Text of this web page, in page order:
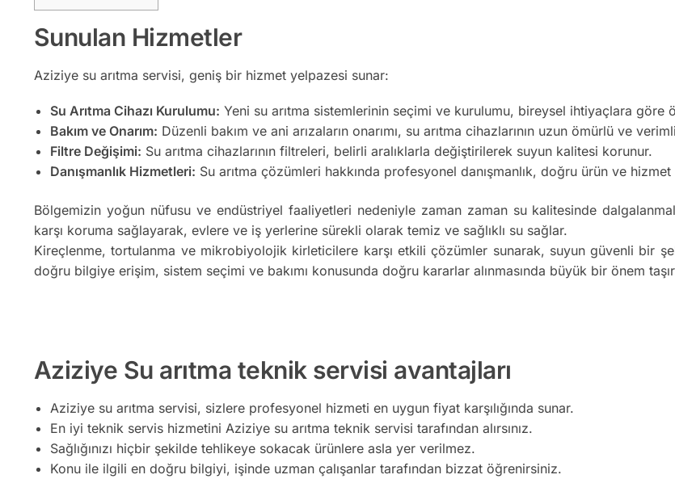
Sunulan Hizmetler
Aziziye su arıtma servisi, geniş bir hizmet yelpazesi sunar:
Su Arıtma Cihazı Kurulumu: Yeni su arıtma sistemlerinin seçimi ve kurulumu, bireysel ihtiyaçlara göre
Bakım ve Onarım: Düzenli bakım ve ani arızaların onarımı, su arıtma cihazlarının uzun ömürlü ve
Filtre Değişimi: Su arıtma cihazlarının filtreleri, belirli aralıklarla değiştirilerek suyun kalitesi korunur.
Danışmanlık Hizmetleri: Su arıtma çözümleri hakkında profesyonel danışmanlık, doğru ürün ve
Bölgemizin yoğun nüfusu ve endüstriyel faaliyetleri nedeniyle zaman zaman su kalitesinde
karşı koruma sağlayarak, evlere ve iş yerlerine sürekli olarak temiz ve sağlıklı su sağlar.
Kireçlenme, tortulanma ve mikrobiyolojik kirleticilere karşı etkili çözümler sunarak, suyun güvenli bir
doğru bilgiye erişim, sistem seçimi ve bakımı konusunda doğru kararlar alınmasında büyük bir önem
Aziziye Su arıtma teknik servisi avantajları
Aziziye su arıtma servisi, sizlere profesyonel hizmeti en uygun fiyat karşılığında sunar.
En iyi teknik servis hizmetini Aziziye su arıtma teknik servisi tarafından alırsınız.
Sağlığınızı hiçbir şekilde tehlikeye sokacak ürünlere asla yer verilmez.
Konu ile ilgili en doğru bilgiyi, işinde uzman çalışanlar tarafından bizzat öğrenirsiniz.